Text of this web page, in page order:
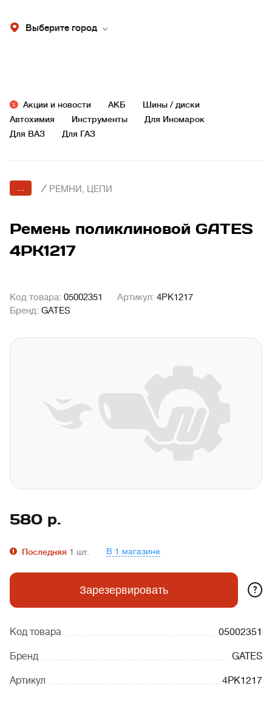
Выберите город
Акции и новости АКБ
Шины / диски
Автохимия
Инструменты
Для Иномарок
Для ВАЗ
Для ГАЗ
... / РЕМНИ, ЦЕПИ
Ремень поликлиновой GATES
4PK1217
Код товара: 05002351 Артикул: 4PK1217
Бренд: GATES
580 р.
Последняя 1 шт. В 1 магазине
Зарезервировать ?
Код товара 05002351
Бренд GATES
Артикул 4PK1217